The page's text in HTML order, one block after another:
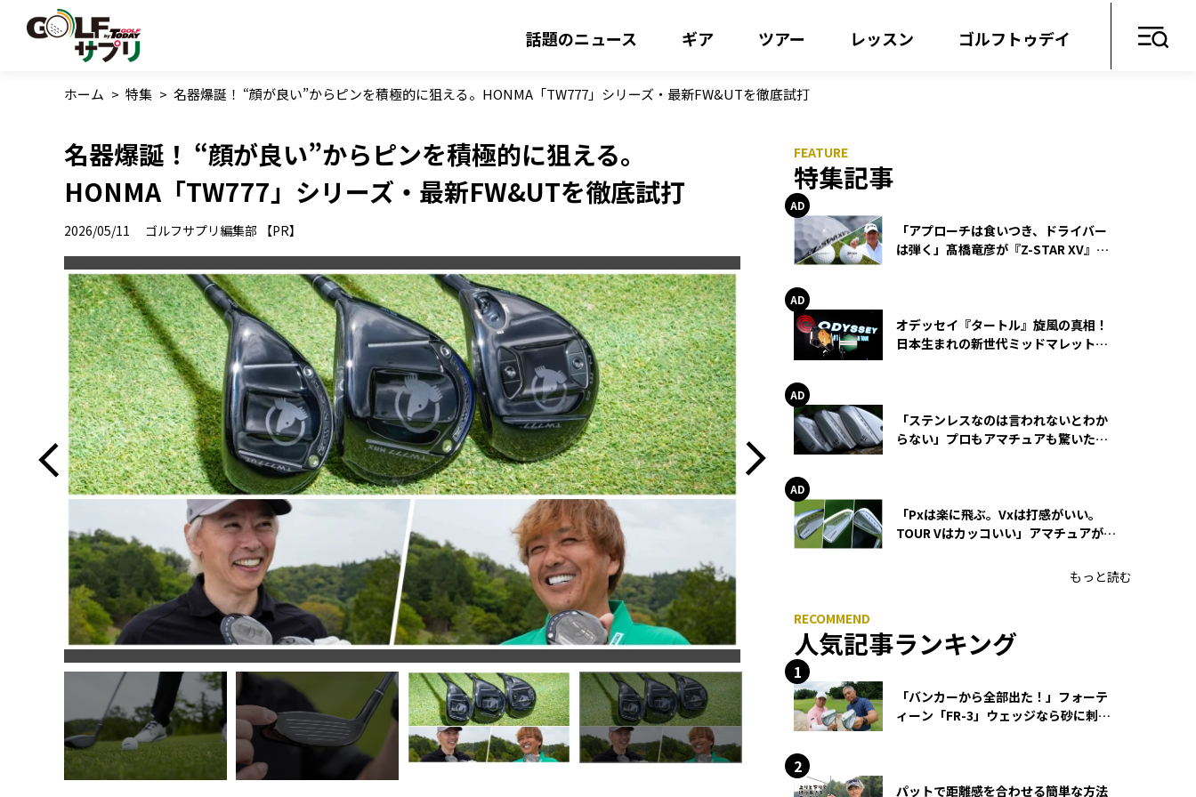
話題のニュース ギア ツアー レッスン ゴルフトゥデイ
ホーム > 特集 > 名器爆誕！ “顔が良い”からピンを積極的に狙える。HONMA「TW777」シリーズ・最新FW&UTを徹底試打
名器爆誕！ “顔が良い”からピンを積極的に狙える。
HONMA「TW777」シリーズ・最新FW&UTを徹底試打
2026/05/11 ゴルフサプリ編集部 【PR】
特集記事
「アプローチは食いつき、ドライバー
は弾く」髙橋竜彦が『Z-STAR XV』を
オデッセイ『タートル』旋風の真相！
日本生まれの新世代ミッドマレットが
「ステンレスなのは言われないとわか
らない」プロもアマチュアも驚いた
「Pxは楽に飛ぶ。Vxは打感がいい。
TOUR Vはカッコいい」アマチュアが選
もっと読む
人気記事ランキング
「バンカーから全部出た！」フォーテ
ィーン「FR-3」ウェッジなら砂に刺さ
パットで距離感を合わせる簡単な方法